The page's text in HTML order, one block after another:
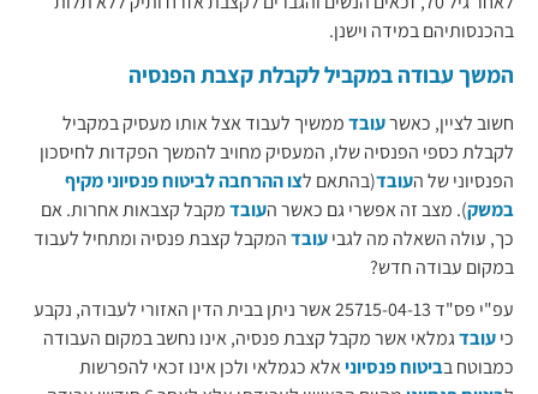
בהכנסותיהם במידה וישנן.
המשך עבודה במקביל לקבלת קצבת הפנסיה
חשוב לציין, כאשרעובדממשיך לעבוד אצל אותו מעסיק במקביל
לקבלת כספי הפנסיה שלו, המעסיק מחויב להמשך הפקדות לחיסכון
הפנסיוני של העובד(בהתאם ל צו ההרחבה לביטוח פנסיוני מקיף
במשק). מצב זה אפשרי גם כאשר העובדמקבל קצבאות אחרות. אם
כך, עולה השאלה מה לגביעובדהמקבל קצבת פנסיה ומתחיל לעבוד
במקום עבודה חדש?
עפ"י פס"ד 25715-04-13 אשר ניתן בבית הדין האזורי לעבודה, נקבע
כיעובדגמלאי אשר מקבל קצבת פנסיה, אינו נחשב במקום העבודה
כמבוטח בביטוח פנסיוניאלא כגמלאי ולכן אינו זכאי להפרשות